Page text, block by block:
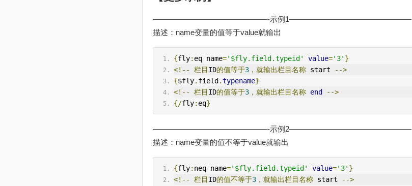
———————————————-示例1————————————————
描述：name变量的值等于value就输出
{fly: eq name='$fly.field.typeid' value='3' }
<!--
栏目 ID的值等于3，就输出栏目名称 start
-->
{$fly. field .typename}
<!--
栏目 ID的值等于3，就输出栏目名称 end
-->
{/fly: eq}
———————————————-示例2————————————————
描述：name变量的值不等于value就输出
{fly: neq name='$fly.field.typeid' value='3' }
<!--
栏目 ID的值不等于3，就输出栏目名称 start
-->